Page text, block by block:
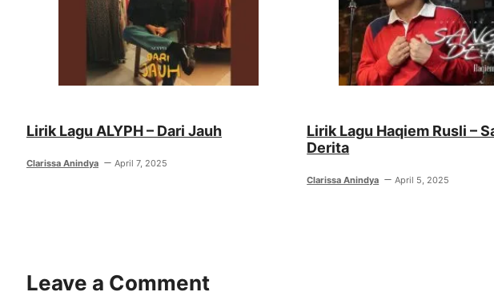
Lirik Lagu ALYPH – Dari Jauh
Clarissa Anindya April 7, 2025
Lirik Lagu Haqiem Rusli –
Derita
Clarissa Anindya April 5, 2025
Leave a Comment